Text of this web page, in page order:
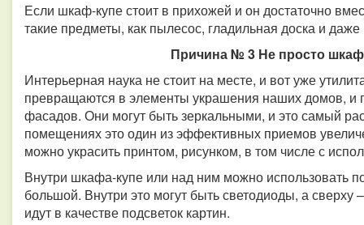
Если шкаф-купе стоит в прихожей и он достаточно
такие предметы, как пылесос, гладильная доска и
Причина № 3 Не просто
Интерьерная наука не стоит на месте, и вот уже
превращаются в элементы украшения наших домов, и
фасадов. Они могут быть зеркальными, и это самый
помещениях это один из эффективных приемов
можно украсить принтом, рисунком, в том числе с
Внутри шкафа-купе или над ним можно использовать
большой. Внутри это могут быть светодиоды, а сверху
идут в качестве подсветок картин.